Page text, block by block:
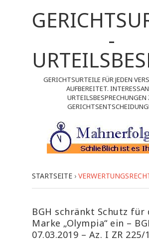
-
GERICHTSURTEILE FÜR JEDEN
AUFBEREITET.
URTEILSBESPRECHUNGEN
STARTSEITE ›
BGH schränkt Schutz für
Marke „Olympia“ ein –
07.03.2019 – Az. I ZR 225/